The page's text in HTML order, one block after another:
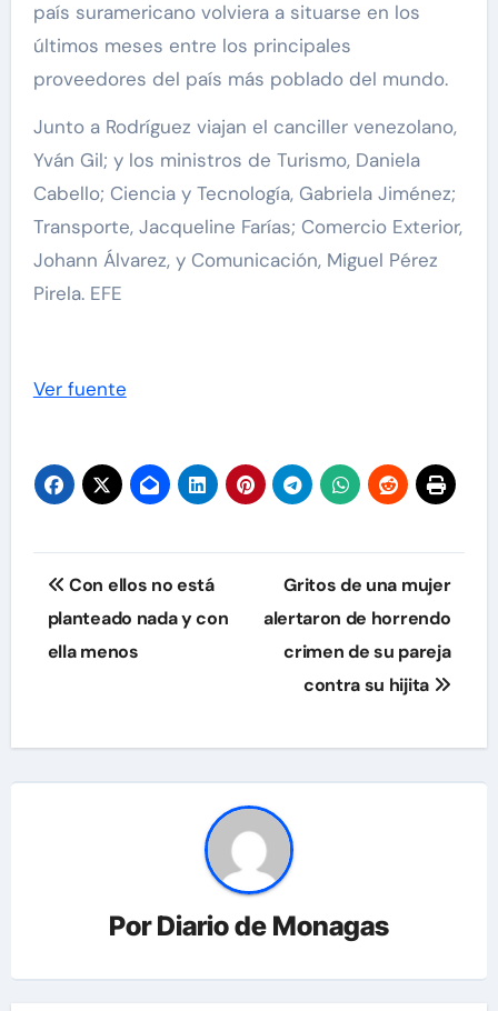
país suramericano volviera a situarse en los
últimos meses entre los principales
proveedores del país más poblado del mundo.
Junto a Rodríguez viajan el canciller venezolano,
Yván Gil; y los ministros de Turismo, Daniela
Cabello; Ciencia y Tecnología, Gabriela Jiménez;
Transporte, Jacqueline Farías; Comercio Exterior,
Johann Álvarez, y Comunicación, Miguel Pérez
Pirela. EFE
Ver fuente
Navegación
de
entradas
Con ellos no está
planteado nada y con
ella menos
Gritos de una mujer
alertaron de horrendo
crimen de su pareja
contra su hijita
PorDiario de Monagas